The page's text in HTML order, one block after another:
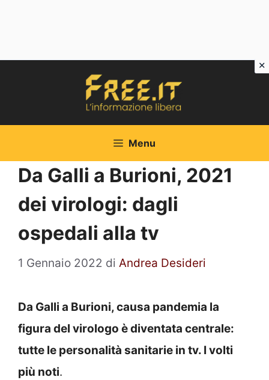
Menu
Da Galli a Burioni, 2021
dei virologi: dagli
ospedali alla tv
1 Gennaio 2022 di Andrea Desideri
Da Galli a Burioni, causa pandemia la
figura del virologo è diventata centrale:
tutte le personalità sanitarie in tv. I volti
più noti.